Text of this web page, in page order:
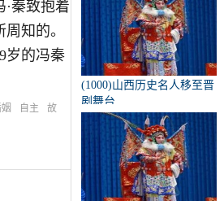
秦致抱着
知的。
岁的冯秦
自主
故
(1000)山西历史名人移至晋
剧舞台